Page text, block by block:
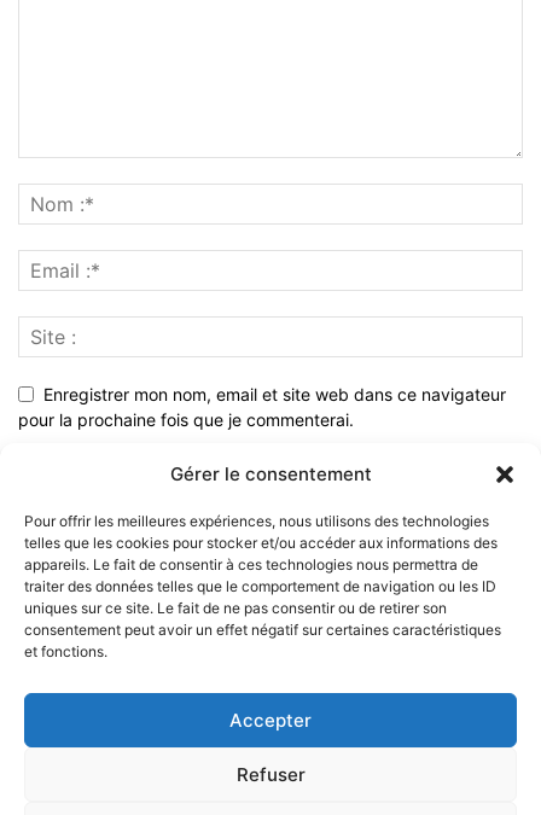
Gérer le consentement
Pour offrir les meilleures expériences, nous utilisons des technologies
telles que les cookies pour stocker et/ou accéder aux informations des
appareils. Le fait de consentir à ces technologies nous permettra de
traiter des données telles que le comportement de navigation ou les ID
uniques sur ce site. Le fait de ne pas consentir ou de retirer son
consentement peut avoir un effet négatif sur certaines caractéristiques
et fonctions.
Accepter
Refuser
Enregistrer mon nom, email et site web dans ce navigateur
pour la prochaine fois que je commenterai.
À PROPOS
SUIVEZ NOUS